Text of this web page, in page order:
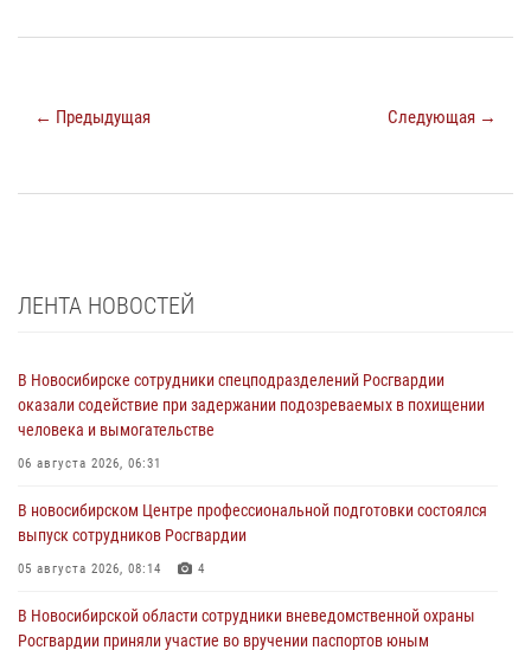
← Предыдущая Следующая →
ЛЕНТА НОВОСТЕЙ
В Новосибирске сотрудники спецподразделений Росгвардии
оказали содействие при задержании подозреваемых в похищении
человека и вымогательстве
06 августа 2026, 06:31
В новосибирском Центре профессиональной подготовки состоялся
выпуск сотрудников Росгвардии
05 августа 2026, 08:14 4
В Новосибирской области сотрудники вневедомственной охраны
Росгвардии приняли участие во вручении паспортов юным